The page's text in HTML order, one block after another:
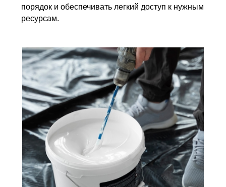
порядок и обеспечивать легкий доступ к нужным
ресурсам.